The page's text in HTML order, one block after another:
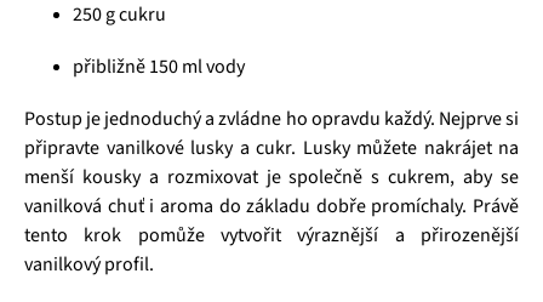
250 g cukru
přibližně 150 ml vody
Postup je jednoduchý a zvládne ho opravdu každý. Nejprve si
připravte vanilkové lusky a cukr. Lusky můžete nakrájet na
menší kousky a rozmixovat je společně s cukrem, aby se
vanilková chuť i aroma do základu dobře promíchaly. Právě
tento krok pomůže vytvořit výraznější a přirozenější
vanilkový profil.